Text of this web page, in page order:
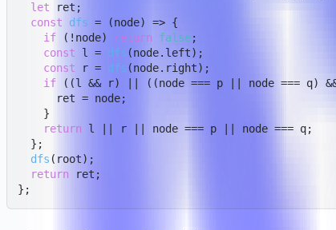
let ret;
const
dfs = (node) => {
if (!node) return false;
const l = dfs (node. left);
const r = dfs (node. right);
if ((l && r) || ((node === p || node ===
      ret = node;
    }
return l || r || node === p || node === q;
  };
dfs (root);
return ret;
};